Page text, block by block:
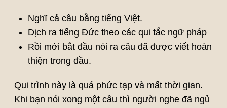
Nghĩ cả câu bằng tiếng Việt.
Dịch ra tiếng Đức theo các qui tắc ngữ pháp
Rồi mới bắt đầu nói ra câu đã được viết hoàn
thiện trong đầu.
Qui trình này là quá phức tạp và mất thời gian.
Khi bạn nói xong một câu thì người nghe đã ngủ